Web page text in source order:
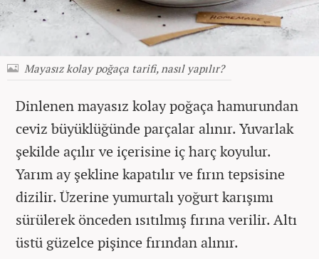
Mayasız kolay poğaça tarifi, nasıl yapılır?
Dinlenen mayasız kolay poğaça hamurundan
ceviz büyüklüğünde parçalar alınır. Yuvarlak
şekilde açılır ve içerisine iç harç koyulur.
Yarım ay şekline kapatılır ve fırın tepsisine
dizilir. Üzerine yumurtalı yoğurt karışımı
sürülerek önceden ısıtılmış fırına verilir. Altı
üstü güzelce pişince fırından alınır.